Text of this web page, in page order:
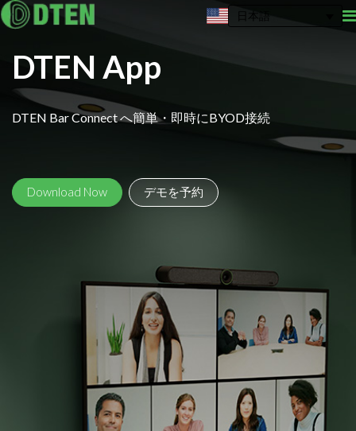
日本語
DTEN App
DTEN Bar Connect へ簡単・即時にBYOD接続
Download Now デモを予約